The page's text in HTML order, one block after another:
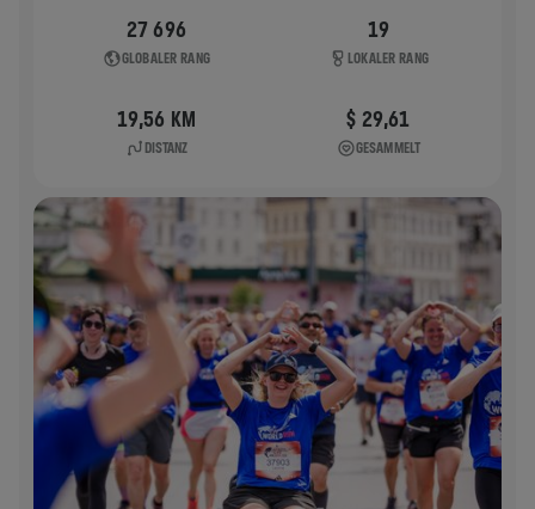
27 696
GLOBALER RANG
19
LOKALER RANG
19,56 KM
DISTANZ
$ 29,61
GESAMMELT